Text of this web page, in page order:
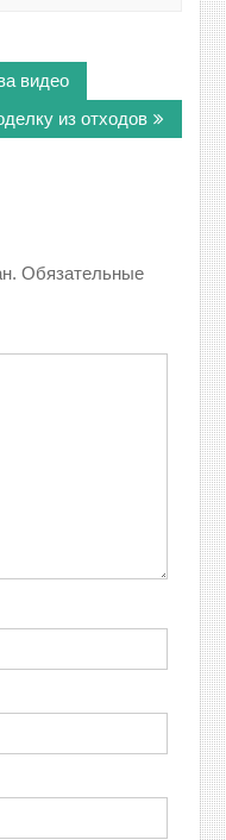
видео
из отходов
Обязательные